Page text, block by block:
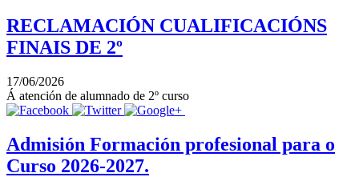
RECLAMACIÓN CUALIFICACIÓNS
FINAIS DE 2º
17/06/2026
Á atención de alumnado de 2º curso
Admisión Formación profesional para o
Curso 2026-2027.